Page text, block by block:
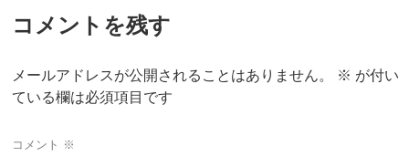
コメントを残す
メールアドレスが公開されることはありません。 ※ が付い
ている欄は必須項目です
コメント ※